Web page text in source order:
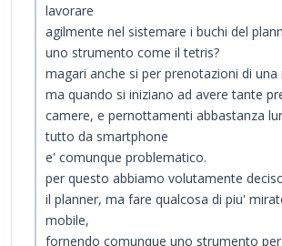
lavorare
agilmente nel sistemare i buchi del
uno strumento come il tetris?
magari anche si per prenotazioni di una
ma quando si iniziano ad avere tante
camere, e pernottamenti abbastanza
tutto da smartphone
e' comunque problematico.
per questo abbiamo volutamente
il planner, ma fare qualcosa di piu'
mobile,
fornendo comunque uno strumento